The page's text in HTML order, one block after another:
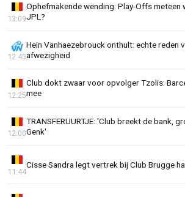
Ophefmakende wending: Play-Offs meteen
JPL?
13:09
Hein Vanhaezebrouck onthult: echte reden
afwezigheid
12:45
Club dokt zwaar voor opvolger Tzolis:
mee
12:25
TRANSFERUURTJE: 'Club breekt de bank,
Genk'
12:00
Cisse Sandra legt vertrek bij Club Brugge
11:44